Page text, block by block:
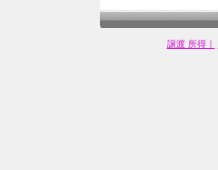
譲渡 所得｜